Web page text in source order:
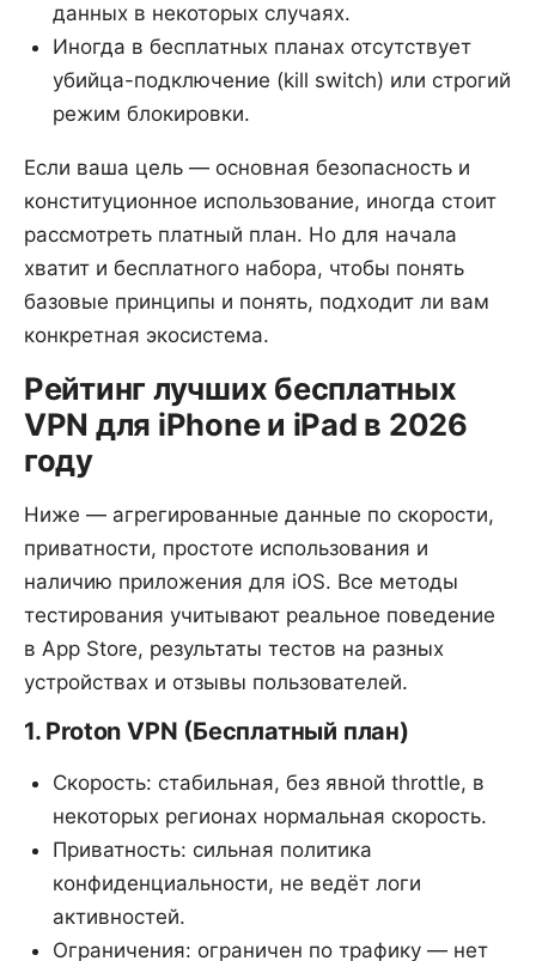
данных в некоторых случаях.
Иногда в бесплатных планах отсутствует
убийца-подключение (kill switch) или строгий
режим блокировки.
Если ваша цель — основная безопасность и
конституционное использование, иногда стоит
рассмотреть платный план. Но для начала
хватит и бесплатного набора, чтобы понять
базовые принципы и понять, подходит ли вам
конкретная экосистема.
Рейтинг лучших бесплатных
VPN для iPhone и iPad в 2026
году
Ниже — агрегированные данные по скорости,
приватности, простоте использования и
наличию приложения для iOS. Все методы
тестирования учитывают реальное поведение
в App Store, результаты тестов на разных
устройствах и отзывы пользователей.
1. Proton VPN (Бесплатный план)
Скорость: стабильная, без явной throttle, в
некоторых регионах нормальная скорость.
Приватность: сильная политика
конфиденциальности, не ведёт логи
активностей.
Ограничения: ограничен по трафику — нет